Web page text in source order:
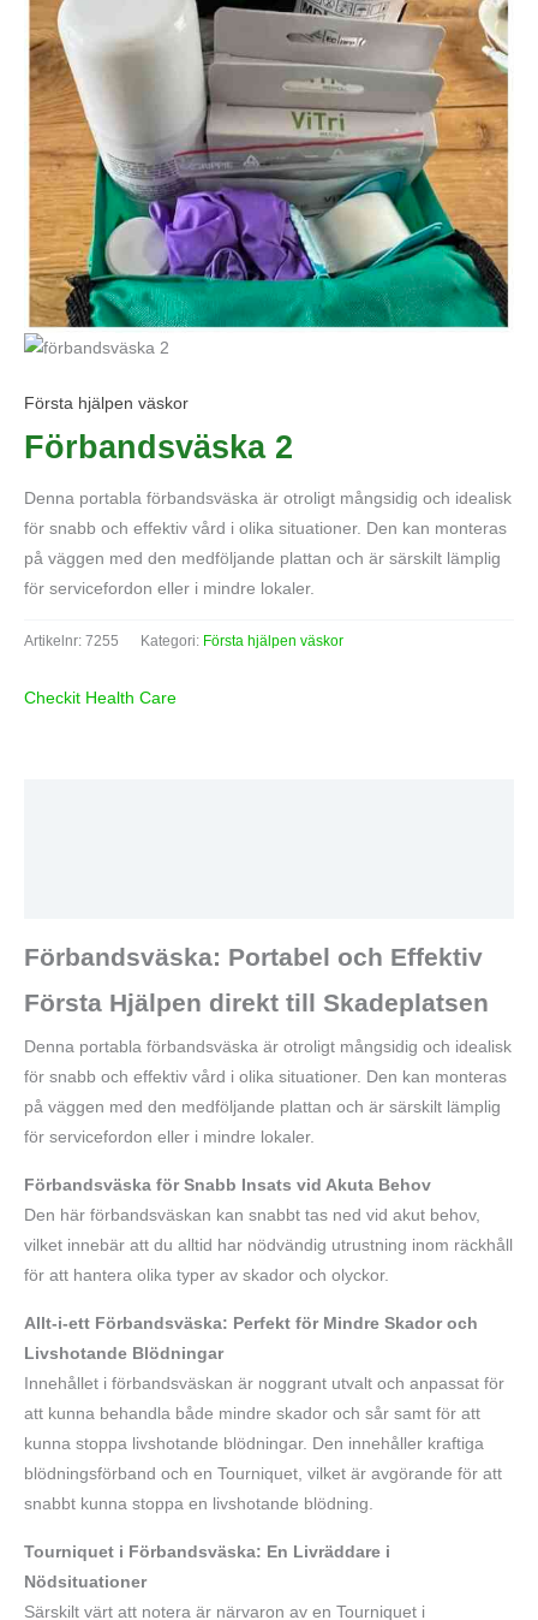
Första hjälpen väskor
Förbandsväska 2
Denna portabla förbandsväska är otroligt mångsidig och idealisk
för snabb och effektiv vård i olika situationer. Den kan monteras
på väggen med den medföljande plattan och är särskilt lämplig
för servicefordon eller i mindre lokaler.
Artikelnr: 7255 Kategori: Första hjälpen väskor
Checkit Health Care
Förbandsväska: Portabel och Effektiv
Första Hjälpen direkt till Skadeplatsen
Denna portabla förbandsväska är otroligt mångsidig och idealisk
för snabb och effektiv vård i olika situationer. Den kan monteras
på väggen med den medföljande plattan och är särskilt lämplig
för servicefordon eller i mindre lokaler.
Förbandsväska för Snabb Insats vid Akuta Behov
Den här förbandsväskan kan snabbt tas ned vid akut behov,
vilket innebär att du alltid har nödvändig utrustning inom räckhåll
för att hantera olika typer av skador och olyckor.
Allt-i-ett Förbandsväska: Perfekt för Mindre Skador och
Livshotande Blödningar
Innehållet i förbandsväskan är noggrant utvalt och anpassat för
att kunna behandla både mindre skador och sår samt för att
kunna stoppa livshotande blödningar. Den innehåller kraftiga
blödningsförband och en Tourniquet, vilket är avgörande för att
snabbt kunna stoppa en livshotande blödning.
Tourniquet i Förbandsväska: En Livräddare i
Nödsituationer
Särskilt värt att notera är närvaron av en Tourniquet i